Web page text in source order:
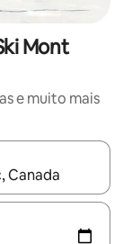
Mont
e muito mais
explore-os